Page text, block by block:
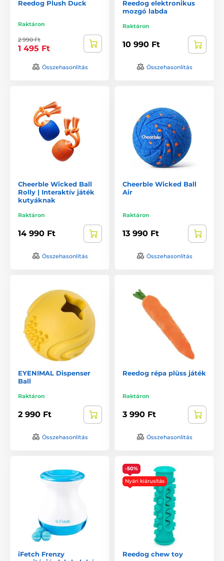
Reedog Plush Duck
Raktáron
2 990 Ft
1 495 Ft
Összehasonlítás
Reedog elektronikus
mozgó labda
Raktáron
10 990 Ft
Összehasonlítás
Cheerble Wicked Ball
Rolly | Interaktív játék
kutyáknak
Raktáron
14 990 Ft
Összehasonlítás
Cheerble Wicked Ball
Air
Raktáron
13 990 Ft
Összehasonlítás
EYENIMAL Dispenser
Ball
Raktáron
2 990 Ft
Összehasonlítás
Reedog répa plüss játék
Raktáron
3 990 Ft
Összehasonlítás
iFetch Frenzy
-50%
Nyári kiárusítás
Reedog chew toy